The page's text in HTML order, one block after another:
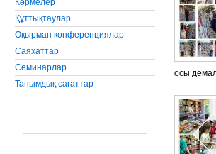
Көрмелер
Құттықтаулар
Оқырман конференциялар
Саяхаттар
Семинарлар
Танымдық сағаттар
осы